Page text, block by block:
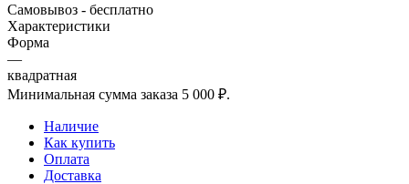
Самовывоз - бесплатно
Характеристики
Форма
—
квадратная
Минимальная сумма заказа 5 000 ₽.
Наличие
Как купить
Оплата
Доставка